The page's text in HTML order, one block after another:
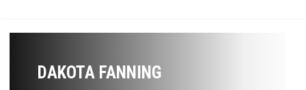
DAKOTA FANNING